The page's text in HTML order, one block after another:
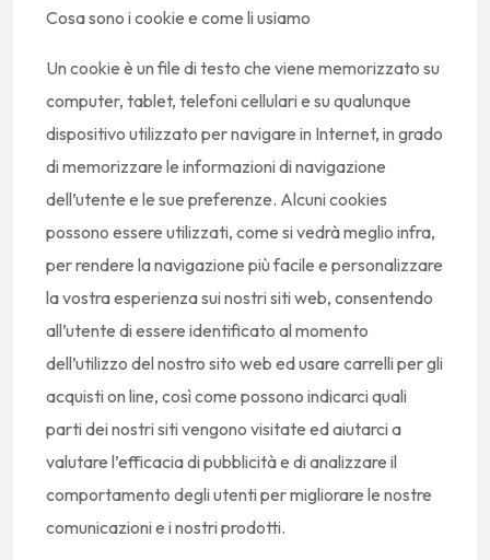
Cosa sono i cookie e come li usiamo
Un cookie è un file di testo che viene memorizzato su
computer, tablet, telefoni cellulari e su qualunque
dispositivo utilizzato per navigare in Internet, in grado
di memorizzare le informazioni di navigazione
dell’utente e le sue preferenze. Alcuni cookies
possono essere utilizzati, come si vedrà meglio infra,
per rendere la navigazione più facile e personalizzare
la vostra esperienza sui nostri siti web, consentendo
all’utente di essere identificato al momento
dell’utilizzo del nostro sito web ed usare carrelli per gli
acquisti on line, così come possono indicarci quali
parti dei nostri siti vengono visitate ed aiutarci a
valutare l’efficacia di pubblicità e di analizzare il
comportamento degli utenti per migliorare le nostre
comunicazioni e i nostri prodotti.